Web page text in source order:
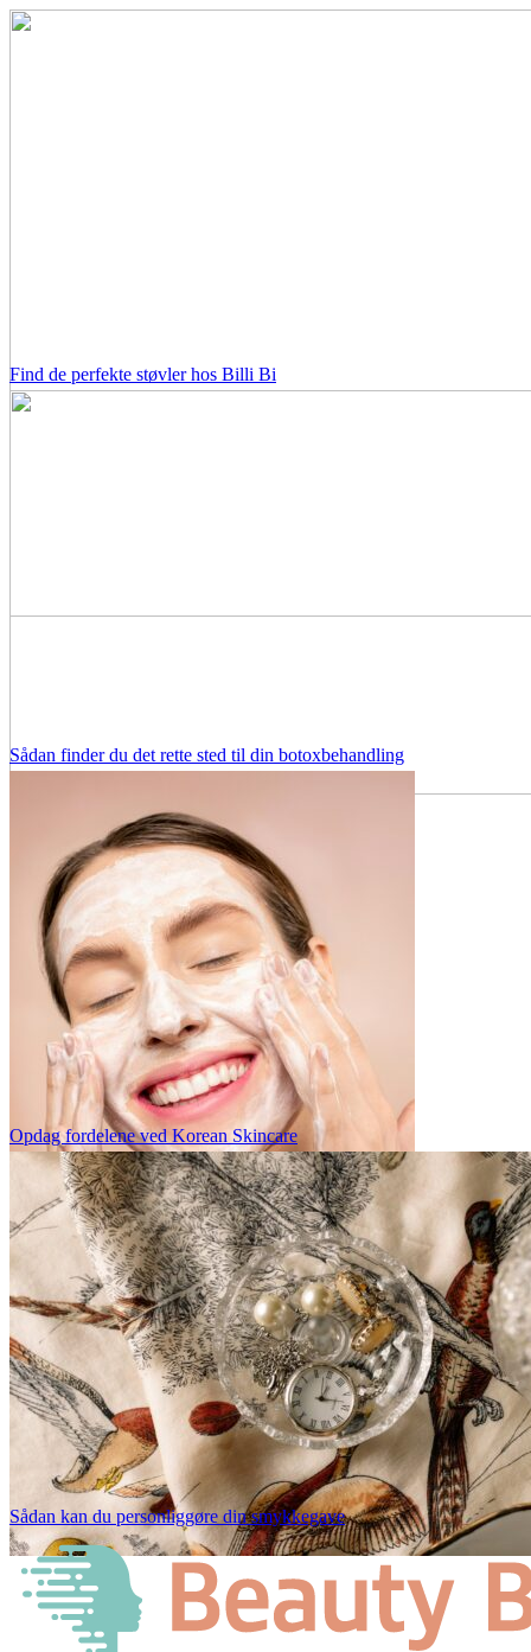
Find de perfekte støvler hos Billi Bi
Sådan finder du det rette sted til din botoxbehandling
Opdag fordelene ved Korean Skincare
Sådan kan du personliggøre din smykkegave